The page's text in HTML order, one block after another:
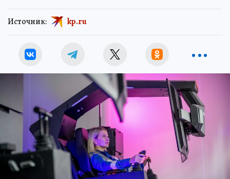
Источник: kp.ru